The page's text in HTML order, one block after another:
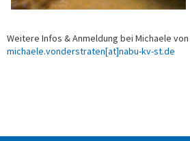
Weitere Infos & Anmeldung bei Michaele
michaele.vonderstraten[at]nabu-kv-st.de